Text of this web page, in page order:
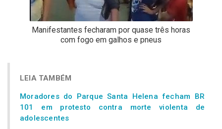
Manifestantes fecharam por quase três horas
com fogo em galhos e pneus
LEIA TAMBÉM
Moradores do Parque Santa Helena fecham BR
101 em protesto contra morte violenta de
adolescentes